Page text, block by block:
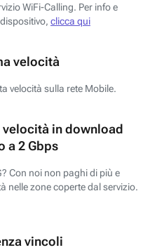
WiFi-Calling. Per info e
clicca qui
velocità
velocità sulla rete Mobile.​
velocità in download
a 2 Gbps
Con noi non paghi di più e
nelle zone coperte dal servizio.
vincoli